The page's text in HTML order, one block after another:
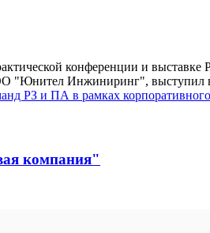
конференции и
"Юнител Инжиниринг",
РЗ и ПА в рамках
компания"